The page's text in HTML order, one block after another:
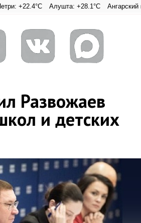
Адмиральская
Алушта: +28.1°C Ангарский перевал:
Развожаев
и детских